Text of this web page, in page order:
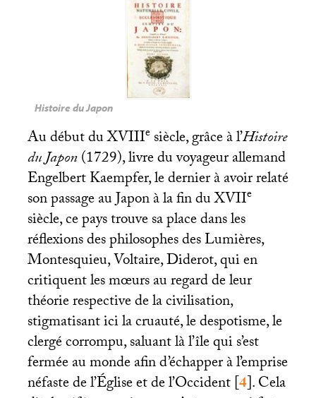
Histoire du Japon
Au début duXVIIIesiècle, grâce à l’Histoire
du Japon(1729), livre du voyageur allemand
Engelbert Kaempfer, le dernier à avoir relaté
son passage au Japon à la fin duXVIIe
siècle, ce pays trouve sa place dans les
réflexions des philosophes des Lumières,
Montesquieu, Voltaire, Diderot, qui en
critiquent les mœurs au regard de leur
théorie respective de la civilisation,
stigmatisant ici la cruauté, le despotisme, le
clergé corrompu, saluant là l’île qui s’est
fermée au monde afin d’échapper à l’emprise
néfaste de l’Église et de l’Occident[4]. Cela